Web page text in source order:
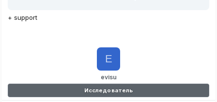
+ support
evisu
E
Исследователь